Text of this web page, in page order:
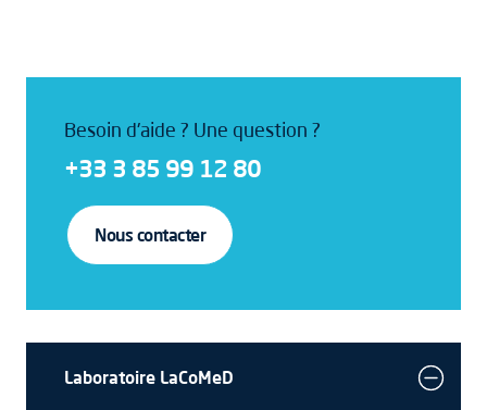
Besoin d'aide ? Une question ?
+33 3 85 99 12 80
Nous contacter
Laboratoire LaCoMeD